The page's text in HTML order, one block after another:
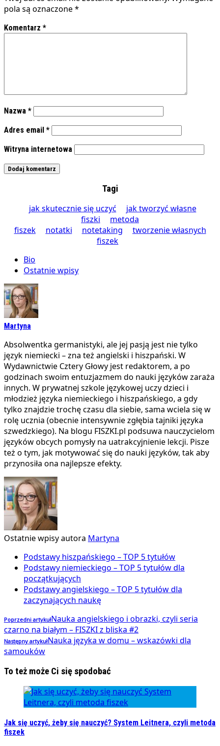
pola są oznaczone*
Komentarz *
Nazwa *
Adres email *
Witryna internetowa
Tagi
jak skutecznie się uczyć
jak tworzyć własne
fiszki
metoda
fiszek
notatki notetaking
tworzenie własnych
fiszek
Bio
Ostatnie wpisy
Martyna
Absolwentka germanistyki, ale jej pasją jest nie tylko
język niemiecki – zna też angielski i hiszpański. W
Wydawnictwie Cztery Głowy jest redaktorem, a po
godzinach swoim entuzjazmem do nauki języków zaraża
innych. W prywatnej szkole językowej uczy dzieci i
młodzież języka niemieckiego i hiszpańskiego, a gdy
tylko znajdzie trochę czasu dla siebie, sama wciela się w
rolę ucznia (obecnie intensywnie zgłębia tajniki języka
szwedzkiego). Na blogu FISZKI.pl podsuwa nauczycielom
języków obcych pomysły na uatrakcyjnienie lekcji. Pisze
też o tym, jak motywować się do nauki języków, tak aby
przynosiła ona najlepsze efekty.
Ostatnie wpisy autora Martyna
Podstawy hiszpańskiego – TOP 5 tytułów
Podstawy niemieckiego – TOP 5 tytułów dla
początkujących
Podstawy angielskiego – TOP 5 tytułów dla
zaczynających naukę
Poprzedni artykułNauka angielskiego i obrazki, czyli seria
czarno na białym – FISZKI z bliska #2
Następny artykułNauka języka w domu – wskazówki dla
samouków
To też może Ci się spodobać
Jak się uczyć, żeby się nauczyć? System Leitnera, czyli metoda
fiszek